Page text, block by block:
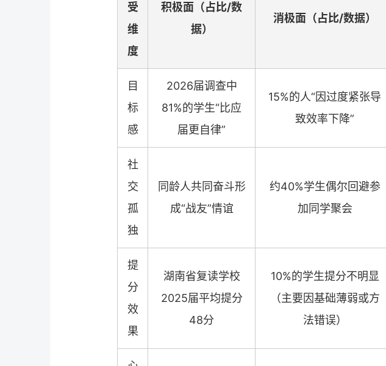
受
维
度
积极面（占比/数
据）
消极面（占比/数据）
目
标
感
2026届调查中
81%的学生“比应
届更自律”
15%的人“因过度紧张导
致效率下降”
社
交
孤
独
同龄人共同奋斗形
成“战友”情谊
约40%学生偶尔回避参
加同学聚会
提
分
效
果
湖南省复读学校
2025届平均提分
48分
10%的学生提分不明显
（主要因基础薄弱或方
法错误）